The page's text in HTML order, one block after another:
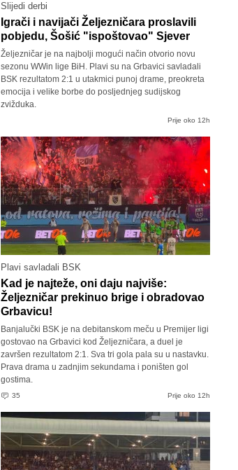
Slijedi derbi
Igrači i navijači Željezničara proslavili
pobjedu, Šošić "ispoštovao" Sjever
Željezničar je na najbolji mogući način otvorio novu
sezonu WWin lige BiH. Plavi su na Grbavici savladali
BSK rezultatom 2:1 u utakmici punoj drame, preokreta
emocija i velike borbe do posljednjeg sudijskog
zvižduka.
Prije oko 12h
Plavi savladali BSK
Kad je najteže, oni daju najviše:
Željezničar prekinuo brige i obradovao
Grbavicu!
Banjalučki BSK je na debitanskom meču u Premijer ligi
gostovao na Grbavici kod Željezničara, a duel je
završen rezultatom 2:1. Sva tri gola pala su u nastavku.
Prava drama u zadnjim sekundama i poništen gol
gostima.
35 Prije oko 12h